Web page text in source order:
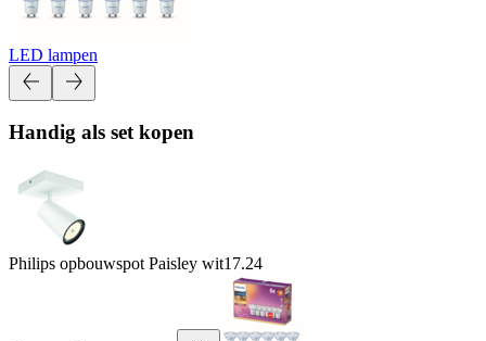
LED lampen
Handig als set kopen
Philips opbouwspot Paisley wit17.24